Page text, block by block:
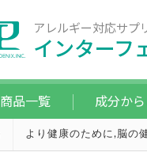
アレルギー対応サプ
インターフ
商品一覧 成分か
より健康のために,脳の